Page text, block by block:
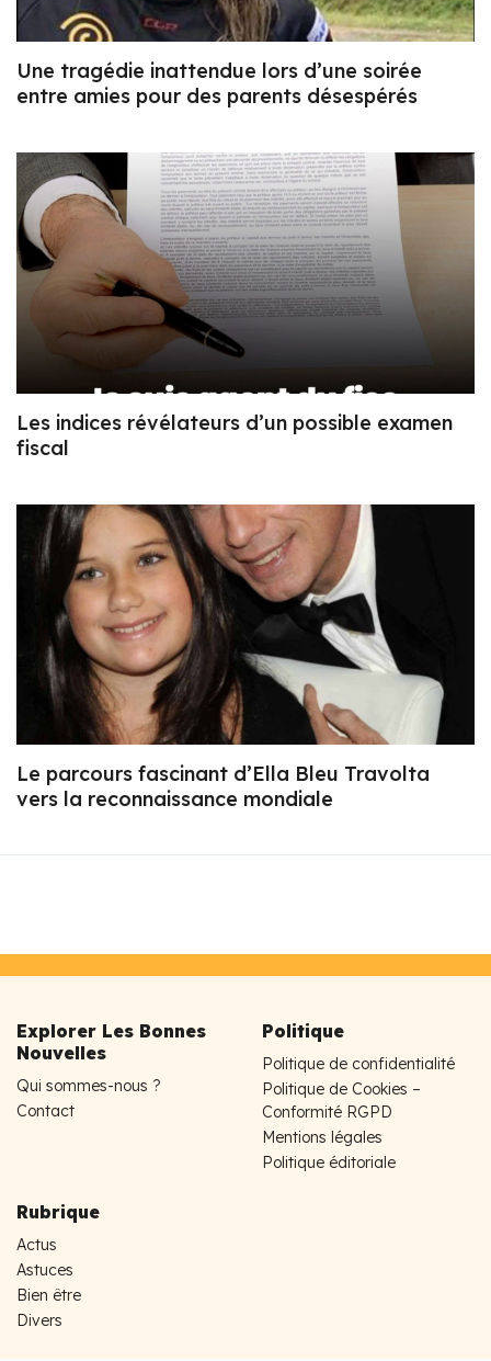
Une tragédie inattendue lors d’une soirée
entre amies pour des parents désespérés
Les indices révélateurs d’un possible examen
fiscal
Le parcours fascinant d’Ella Bleu Travolta
vers la reconnaissance mondiale
Explorer Les Bonnes
Nouvelles
Qui sommes-nous ?
Contact
Politique
Politique de confidentialité
Politique de Cookies –
Conformité RGPD
Mentions légales
Politique éditoriale
Rubrique
Actus
Astuces
Bien être
Divers